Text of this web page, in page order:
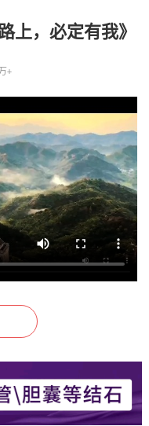
上，必定有我》
+